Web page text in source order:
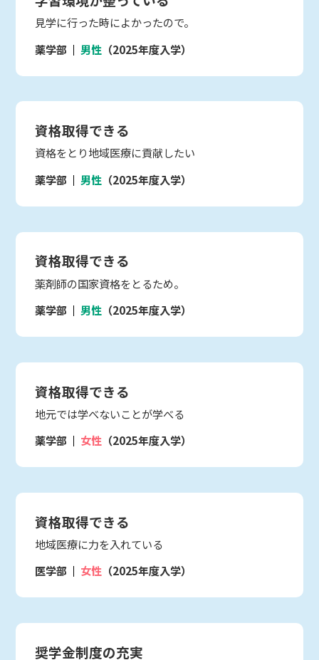
見学に行った時によかったので。
薬学部
男性 （2025年度入学）
資格取得できる
資格をとり地域医療に貢献したい
薬学部
男性 （2025年度入学）
資格取得できる
薬剤師の国家資格をとるため。
薬学部
男性 （2025年度入学）
資格取得できる
地元では学べないことが学べる
薬学部
女性 （2025年度入学）
資格取得できる
地域医療に力を入れている
医学部
女性 （2025年度入学）
奨学金制度の充実